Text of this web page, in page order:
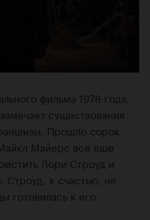
фильма 1978 года,
существования
Прошло сорок
Майерс все еще
Лори Строуд и
Строуд, к счастью, не
готовилась к его